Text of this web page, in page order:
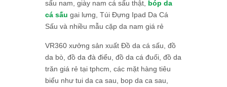
sấu nam, giày nam cá sấu thật, bóp da
cá sấu gai lưng, Túi Đựng Ipad Da Cá
Sấu và nhiều mẫu cặp da nam giá rẻ
VR360 xưởng sản xuất Đồ da cá sấu, đồ
da bò, đồ da đà điểu, đồ da cá đuối, đồ da
trăn giá rẻ tại tphcm, các mặt hàng tiêu
biểu như tui da ca sau, bop da ca sau,